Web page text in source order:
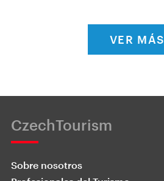
VER MÁS
CzechTourism
Sobre nosotros